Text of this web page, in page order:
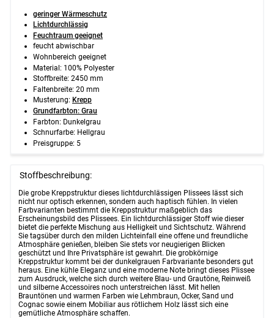
geringer Wärmeschutz
Lichtdurchlässig
Feuchtraum geeignet
feucht abwischbar
Wohnbereich geeignet
Material: 100% Polyester
Stoffbreite: 2450 mm
Faltenbreite: 20 mm
Musterung: Krepp
Grundfarbton: Grau
Farbton: Dunkelgrau
Schnurfarbe: Hellgrau
Preisgruppe: 5
Stoffbeschreibung:
Die grobe Kreppstruktur dieses lichtdurchlässigen Plissees lässt sich
nicht nur optisch erkennen, sondern auch haptisch fühlen. In vielen
Farbvarianten bestimmt die Kreppstruktur maßgeblich das
Erscheinungsbild des Plissees. Ein lichtdurchlässiger Stoff wie dieser
bietet die perfekte Mischung aus Helligkeit und Sichtschutz. Während
Sie tagsüber durch den milden Lichteinfall eine offene und freundliche
Atmosphäre genießen, bleiben Sie stets vor neugierigen Blicken
geschützt und Ihre Privatsphäre ist gewahrt. Die grobkörnige
Kreppstruktur kommt bei der dunkelgrauen Farbvariante besonders gut
heraus. Eine kühle Eleganz und eine moderne Note bringt dieses Plissee
zum Ausdruck, welche sich durch weitere Blau- und Grautöne, Reinweiß
und silberne Accessoires noch unterstreichen lässt. Mit hellen
Brauntönen und warmen Farben wie Lehmbraun, Ocker, Sand und
Cognac sowie einem Mobiliar aus rötlichem Holz lässt sich eine
gemütliche Atmosphäre schaffen.